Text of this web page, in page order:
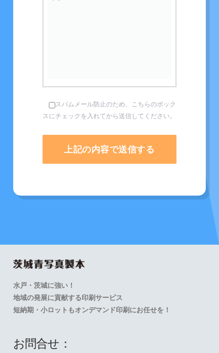
スパムメール防止のため、こちらのボック
スにチェックを入れてから送信してください。
水戸・茨城に強い！
地域の発展に貢献する印刷サービス
短納期・小ロットもオンデマンド印刷にお任せを！
お問合せ：